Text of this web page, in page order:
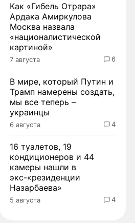
Как «Гибель Отрара»
Ардака Амиркулова
Москва назвала
«националистической
картиной»
7 августа 6
В мире, который Путин и
Трамп намерены создать,
мы все теперь –
украинцы
6 августа 4
16 туалетов, 19
кондиционеров и 44
камеры нашли в
экс-«резиденции
Назарбаева»
5 августа 4